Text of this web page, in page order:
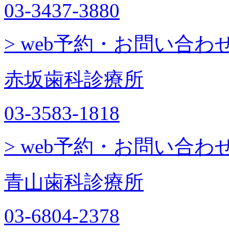
03-3437-3880
> web予約・お問い合わ
赤坂歯科診療所
03-3583-1818
> web予約・お問い合わ
青山歯科診療所
03-6804-2378